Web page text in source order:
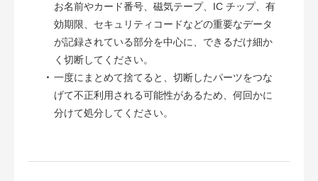
お名前やカード番号、磁気テープ、IC チップ、有
効期限、セキュリティコードなどの重要なデータ
が記録されている部分を中心に、できるだけ細か
く切断してください。
・ 一度にまとめて捨てると、切断したパーツをつな
げて不正利用される可能性があるため、何回かに
分けて処分してください。